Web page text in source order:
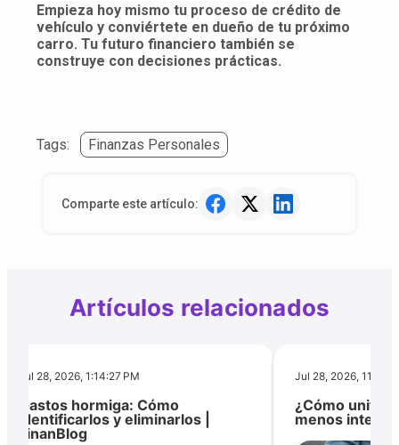
Empieza hoy mismo tu proceso de crédito de
vehículo y conviértete en dueño de tu próximo
carro. Tu futuro financiero también se
construye con decisiones prácticas.
Tags: Finanzas Personales
Comparte este artículo:
Artículos relacionados
Jul 28, 2026, 1:14:27 PM
Gastos hormiga: Cómo
identificarlos y eliminarlos |
FinanBlog
Jul 28, 2026,
¿Cómo
menos